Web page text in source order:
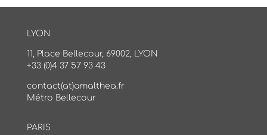
LYON
11, Place Bellecour, 69002, LYON
+33 (0)4 37 57 93 43
contact(at)amalthea.fr
Métro Bellecour
PARIS